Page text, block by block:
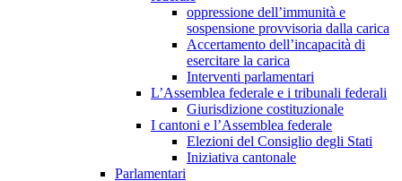
oppressione dell’immunità e
sospensione provvisoria dalla carica
Accertamento dell’incapacità di
esercitare la carica
Interventi parlamentari
L’Assemblea federale e i tribunali federali
Giurisdizione costituzionale
I cantoni e l’Assemblea federale
Elezioni del Consiglio degli Stati
Iniziativa cantonale
Parlamentari